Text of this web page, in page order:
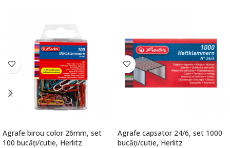
Agrafe birou color 26mm, set
100 bucăți/cutie, Herlitz
Agrafe capsator 24/6, set 1000
bucăți/cutie, Herlitz